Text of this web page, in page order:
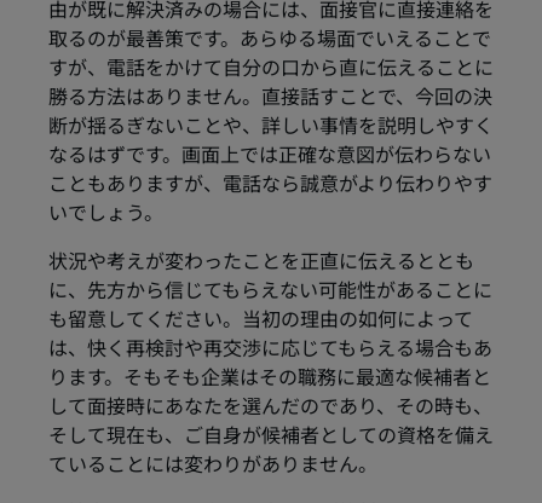
由が既に解決済みの場合には、面接官に直接連絡を
取るのが最善策です。あらゆる場面でいえることで
すが、電話をかけて自分の口から直に伝えることに
勝る方法はありません。直接話すことで、今回の決
断が揺るぎないことや、詳しい事情を説明しやすく
なるはずです。画面上では正確な意図が伝わらない
こともありますが、電話なら誠意がより伝わりやす
いでしょう。
状況や考えが変わったことを正直に伝えるととも
に、先方から信じてもらえない可能性があることに
も留意してください。当初の理由の如何によって
は、快く再検討や再交渉に応じてもらえる場合もあ
ります。そもそも企業はその職務に最適な候補者と
して面接時にあなたを選んだのであり、その時も、
そして現在も、ご自身が候補者としての資格を備え
ていることには変わりがありません。